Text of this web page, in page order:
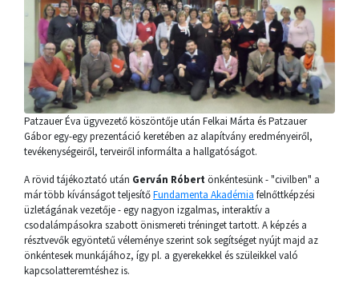
Patzauer Éva ügyvezető köszöntője után Felkai Márta és Patzauer
Gábor egy-egy prezentáció keretében az alapítvány eredményeiről,
tevékenységeiről, terveiről informálta a hallgatóságot.
A rövid tájékoztató után Gerván Róbert önkéntesünk - "civilben" a
már több kívánságot teljesítőFundamenta Akadémia felnőttképzési
üzletágának vezetője - egy nagyon izgalmas, interaktív a
csodalámpásokra szabott önismereti tréninget tartott. A képzés a
résztvevők egyöntetű véleménye szerint sok segítséget nyújt majd az
önkéntesek munkájához, így pl. a gyerekekkel és szüleikkel való
kapcsolatteremtéshez is.